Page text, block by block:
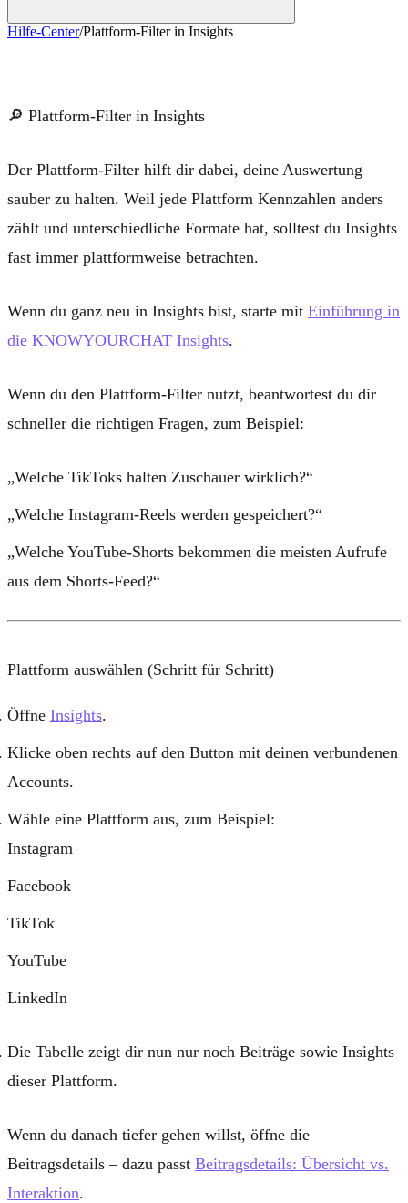
Hilfe-Center/Plattform-Filter in Insights
🔎 Plattform-Filter in Insights
Der Plattform-Filter hilft dir dabei, deine Auswertung
sauber zu halten. Weil jede Plattform Kennzahlen anders
zählt und unterschiedliche Formate hat, solltest du Insights
fast immer plattformweise betrachten.
Wenn du ganz neu in Insights bist, starte mit Einführung in
die KNOWYOURCHAT Insights.
Wenn du den Plattform-Filter nutzt, beantwortest du dir
schneller die richtigen Fragen, zum Beispiel:
„Welche TikToks halten Zuschauer wirklich?“
„Welche Instagram-Reels werden gespeichert?“
„Welche YouTube-Shorts bekommen die meisten Aufrufe
aus dem Shorts-Feed?“
Plattform auswählen (Schritt für Schritt)
Öffne Insights.
Klicke oben rechts auf den Button mit deinen verbundenen
Accounts.
Wähle eine Plattform aus, zum Beispiel:
Instagram
Facebook
TikTok
YouTube
LinkedIn
Die Tabelle zeigt dir nun nur noch Beiträge sowie Insights
dieser Plattform.
Wenn du danach tiefer gehen willst, öffne die
Beitragsdetails – dazu passt Beitragsdetails: Übersicht vs.
Interaktion.